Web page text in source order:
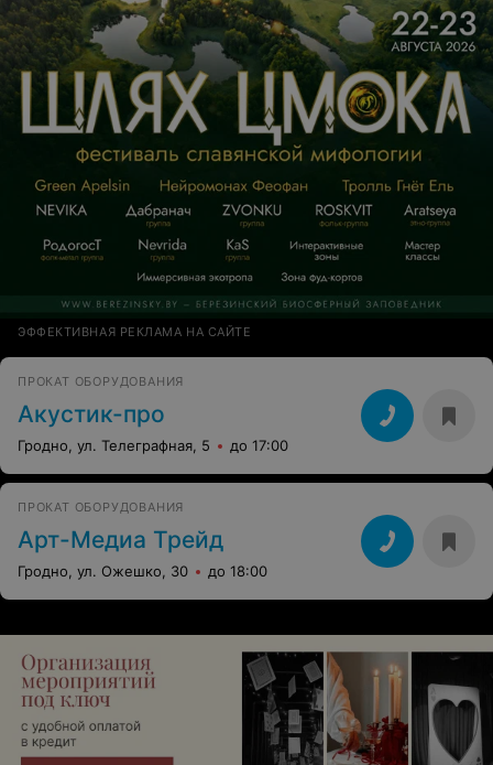
ЭФФЕКТИВНАЯ РЕКЛАМА НА САЙТЕ
ПРОКАТ ОБОРУДОВАНИЯ
Акустик-про
Гродно, ул. Телеграфная, 5 до 17:00
ПРОКАТ ОБОРУДОВАНИЯ
Арт-Медиа Трейд
Гродно, ул. Ожешко, 30 до 18:00